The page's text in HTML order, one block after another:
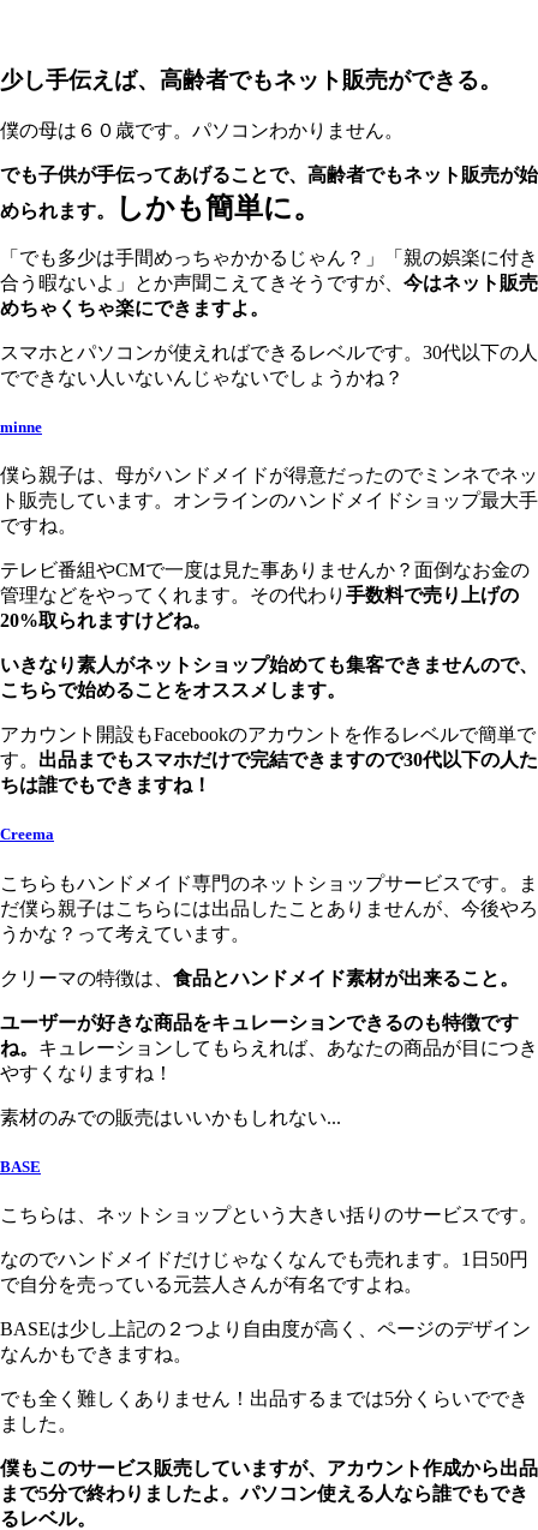
少し手伝えば、高齢者でもネット販売ができる。
僕の母は６０歳です。パソコンわかりません。
でも子供が手伝ってあげることで、高齢者でもネット販売が始
められます。
しかも簡単に。
「でも多少は手間めっちゃかかるじゃん？」「親の娯楽に付き
合う暇ないよ」とか声聞こえてきそうですが、 今はネット販売
めちゃくちゃ楽にできますよ。
スマホとパソコンが使えればできるレベルです。30代以下の人
でできない人いないんじゃないでしょうかね？
minne
僕ら親子は、母がハンドメイドが得意だったのでミンネでネッ
ト販売しています。オンラインのハンドメイドショップ最大手
ですね。
テレビ番組やCMで一度は見た事ありませんか？面倒なお金の
管理などをやってくれます。その代わり 手数料で売り上げの
20%取られますけどね。
いきなり素人がネットショップ始めても集客できませんので、
こちらで始めることをオススメします。
アカウント開設もFacebookのアカウントを作るレベルで簡単で
す。 出品までもスマホだけで完結できますので30代以下の人た
ちは誰でもできますね！
Creema
こちらもハンドメイド専門のネットショップサービスです。ま
だ僕ら親子はこちらには出品したことありませんが、今後やろ
うかな？って考えています。
クリーマの特徴は、 食品とハンドメイド素材が出来ること。
ユーザーが好きな商品をキュレーションできるのも特徴です
ね。 キュレーションしてもらえれば、あなたの商品が目につき
やすくなりますね！
素材のみでの販売はいいかもしれない...
BASE
こちらは、ネットショップという大きい括りのサービスです。
なのでハンドメイドだけじゃなくなんでも売れます。1日50円
で自分を売っている元芸人さんが有名ですよね。
BASEは少し上記の２つより自由度が高く、ページのデザイン
なんかもできますね。
でも全く難しくありません！出品するまでは5分くらいででき
ました。
僕もこのサービス販売していますが、アカウント作成から出品
まで5分で終わりましたよ。パソコン使える人なら誰でもでき
るレベル。